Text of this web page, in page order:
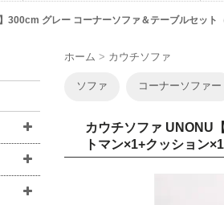
300cm グレー コーナーソファ＆テーブルセッ
ホーム カウチソファ
ソファ コーナーソファー
カウチソファ UNONU
トマン×1+クッション